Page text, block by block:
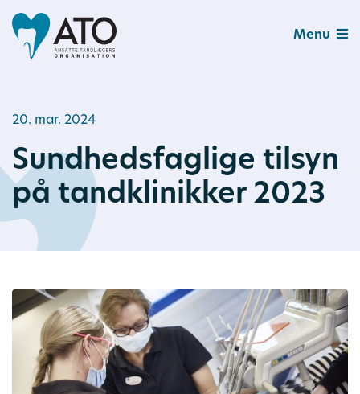
Menu
20. mar. 2024
Sundhedsfaglige tilsyn
på tandklinikker 2023